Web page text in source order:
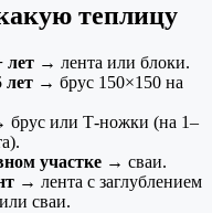
теплицу
лет → лента или блоки.
лет → брус 150×150 на
брус или Т-ножки (на 1–
участке → сваи.
→ лента с заглублением
сваи.